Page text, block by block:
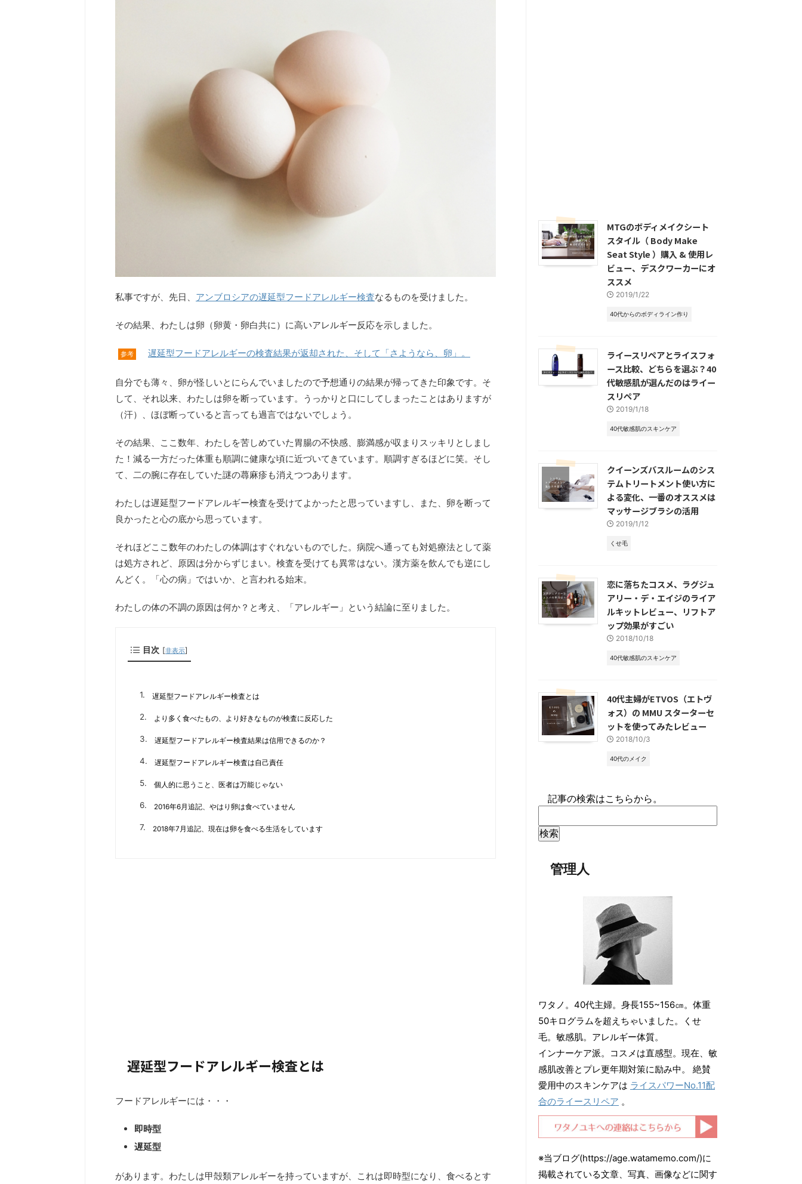
私事ですが、先日、 アンブロシアの遅延型フードアレルギー検査なるものを受けました。
その結果、わたしは卵（卵黄・卵白共に）に高いアレルギー反応を示しました。
参考 遅延型フードアレルギーの検査結果が返却された、そして「さようなら、卵」。
自分でも薄々、卵が怪しいとにらんでいましたので予想通りの結果が帰ってきた印象です。そ
して、それ以来、わたしは卵を断っています。うっかりと口にしてしまったことはありますが
（汗）、ほぼ断っていると言っても過言ではないでしょう。
その結果、ここ数年、わたしを苦しめていた胃腸の不快感、膨満感が収まりスッキリとしまし
た！減る一方だった体重も順調に健康な頃に近づいてきています。順調すぎるほどに笑。そし
て、二の腕に存在していた謎の蕁麻疹も消えつつあります。
わたしは遅延型フードアレルギー検査を受けてよかったと思っていますし、また、卵を断って
良かったと心の底から思っています。
それほどここ数年のわたしの体調はすぐれないものでした。病院へ通っても対処療法として薬
は処方されど、原因は分からずじまい。検査を受けても異常はない。漢方薬を飲んでも逆にし
んどく。「心の病」ではいか、と言われる始末。
わたしの体の不調の原因は何か？と考え、「アレルギー」という結論に至りました。
目次 [非表示]
遅延型フードアレルギー検査とは
より多く食べたもの、より好きなものが検査に反応した
遅延型フードアレルギー検査結果は信用できるのか？
遅延型フードアレルギー検査は自己責任
個人的に思うこと、医者は万能じゃない
2016年6月追記、やはり卵は食べていません
2018年7月追記、現在は卵を食べる生活をしています
遅延型フードアレルギー検査とは
フードアレルギーには・・・
即時型
遅延型
があります。わたしは甲殻類アレルギーを持っていますが、これは即時型になり、食べるとす
MTGのボディメイクシート
スタイル（ Body Make
Seat Style ）購入 & 使用レ
ビュー、デスクワーカーにオ
ススメ
2019/1/22
40代からのボディライン作り
ライースリペアとライスフォ
ース比較、どちらを選ぶ？40
代敏感肌が選んだのはライー
スリペア
2019/1/18
40代敏感肌のスキンケア
クイーンズバスルームのシス
テムトリートメント使い方に
よる変化、一番のオススメは
マッサージブラシの活用
2019/1/12
くせ毛
恋に落ちたコスメ、ラグジュ
アリー・デ・エイジのライア
ルキットレビュー、リフトア
ップ効果がすごい
2018/10/18
40代敏感肌のスキンケア
40代主婦がETVOS（エトヴ
ォス）の MMU スターターセ
ットを使ってみたレビュー
2018/10/3
40代のメイク
記事の検索はこちらから。
管理人
ワタノ。40代主婦。身長155~156㎝。体重
50キログラムを超えちゃいました。くせ
毛。敏感肌。アレルギー体質。
インナーケア派。コスメは直感型。現在、敏
感肌改善とプレ更年期対策に励み中。 絶賛
愛用中のスキンケアは ライスパワーNo.11配
合のライースリペア 。
※当ブログ(https://age.watamemo.com/)に
掲載されている文章、写真、画像などに関す